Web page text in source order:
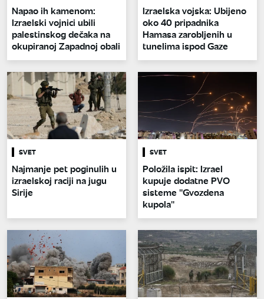
Napao ih kamenom:
Izraelski vojnici ubili
palestinskog dečaka na
okupiranoj Zapadnoj obali
Izraelska vojska: Ubijeno
oko 40 pripadnika
Hamasa zarobljenih u
tunelima ispod Gaze
SVET
Najmanje pet poginulih u
izraelskoj raciji na jugu
Sirije
SVET
Položila ispit: Izrael
kupuje dodatne PVO
sisteme ''Gvozdena
kupola''